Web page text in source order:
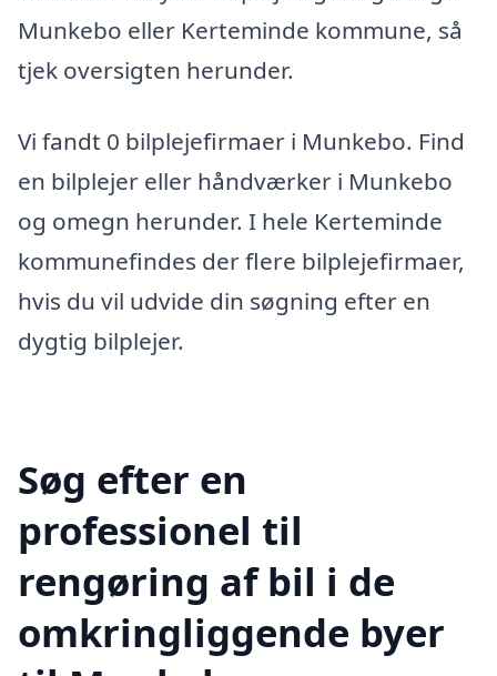
Munkebo eller Kerteminde kommune, så
tjek oversigten herunder.
Vi fandt 0 bilplejefirmaer i Munkebo. Find
en bilplejer eller håndværker i Munkebo
og omegn herunder. I hele Kerteminde
kommunefindes der flere bilplejefirmaer,
hvis du vil udvide din søgning efter en
dygtig bilplejer.
Søg efter en
professionel til
rengøring af bil i de
omkringliggende byer